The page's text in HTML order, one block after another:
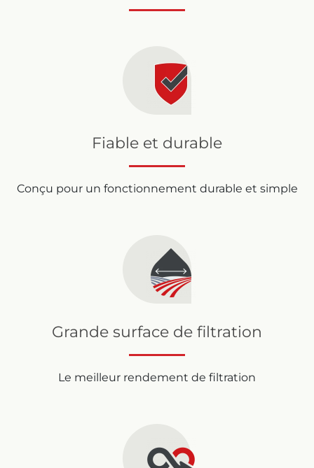
Fiable et durable
Conçu pour un fonctionnement durable et simple
Grande surface de filtration
Le meilleur rendement de filtration